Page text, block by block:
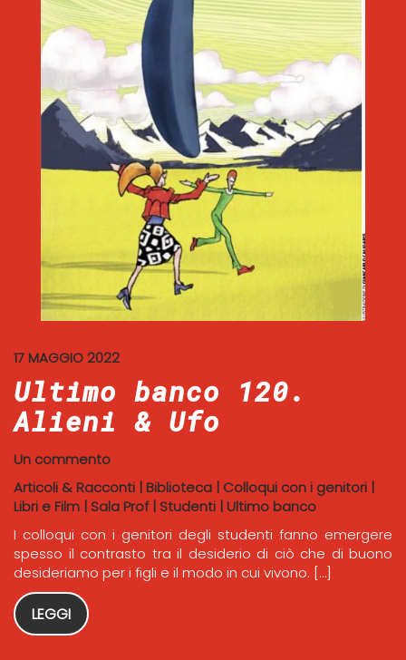
17 MAGGIO 2022
Ultimo banco 120.
Alieni & Ufo
Un commento
Articoli & Racconti | Biblioteca | Colloqui con i genitori |
Libri e Film | Sala Prof| Studenti | Ultimo banco
I colloqui con i genitori degli studenti fanno emergere
spesso il contrasto tra il desiderio di ciò che di buono
desideriamo per i figli e il modo in cui vivono. […]
LEGGI